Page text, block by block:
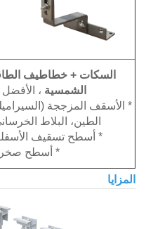
السكات + خطاطيف
الشمسية ، الأفضل
* الأسقف المزججة
الطين، البلاط
* أسطح تسقيف
* أسطح
المزايا